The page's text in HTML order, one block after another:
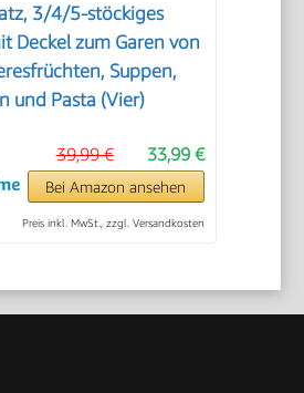
3/4/5-stöckiges
Deckel zum Garen von
Suppen,
und Pasta (Vier)
33,99 €
39,99 €
Bei Amazon ansehen
Preis inkl. MwSt., zzgl. Versandkosten